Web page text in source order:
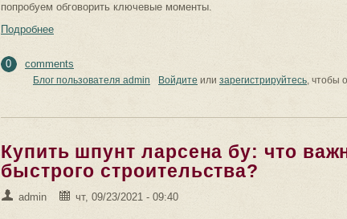
попробуем обговорить ключевые моменты.
Подробнее
0 comments
Блог пользователя admin Войдите или зарегистрируйтесь, чтобы
Купить шпунт ларсена бу: что
быстрого строительства?
admin чт, 09/23/2021 - 09:40